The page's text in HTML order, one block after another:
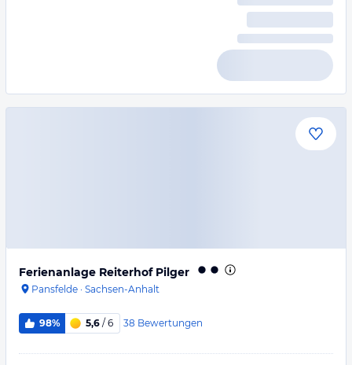
Ferienanlage Reiterhof Pilger
Pansfelde · Sachsen-Anhalt
98% 5,6 / 6 38 Bewertungen